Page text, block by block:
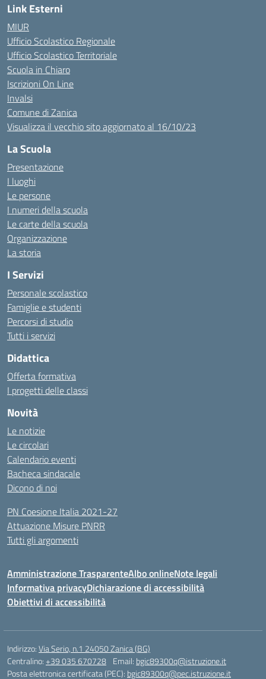
Link Esterni
MIUR
Ufficio Scolastico Regionale
Ufficio Scolastico Territoriale
Scuola in Chiaro
Iscrizioni On Line
Invalsi
Comune di Zanica
Visualizza il vecchio sito aggiornato al 16/10/23
La Scuola
Presentazione
I luoghi
Le persone
I numeri della scuola
Le carte della scuola
Organizzazione
La storia
I Servizi
Personale scolastico
Famiglie e studenti
Percorsi di studio
Tutti i servizi
Didattica
Offerta formativa
I progetti delle classi
Novità
Le notizie
Le circolari
Calendario eventi
Bacheca sindacale
Dicono di noi
PN Coesione Italia 2021-27
Attuazione Misure PNRR
Tutti gli argomenti
Amministrazione TrasparenteAlbo onlineNote legali
Informativa privacyDichiarazione di accessibilità
Obiettivi di accessibilità
Indirizzo:Via Serio, n.1 24050 Zanica (BG)
Centralino:+39 035 670728 Email: bgic89300q@istruzione.it
Posta elettronica certificata (PEC): bgic89300q@pec.istruzione.it